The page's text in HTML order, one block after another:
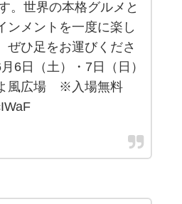
。世界の本格グルメと
ンメントを一度に楽し
ぜひ足をお運びくださ
6日（土）・7日（日）
風広場 ※入場無料